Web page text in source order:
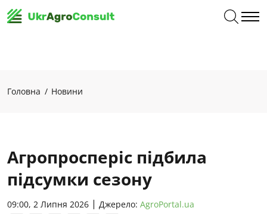
Головна Новини
Агропросперіс підбила
підсумки сезону
09:00, 2 Липня 2026 Джерело: AgroPortal.ua